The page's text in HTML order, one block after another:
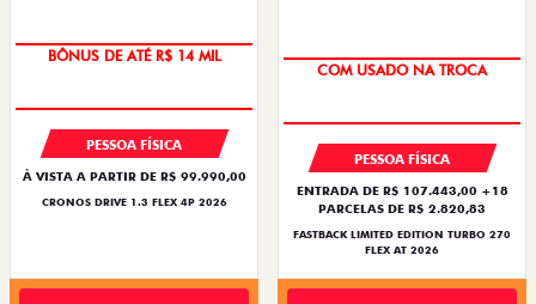
BÔNUS DE ATÉ R$ 14 MIL
PESSOA FÍSICA
À VISTA A PARTIR DE R$ 99.990,00
CRONOS DRIVE 1.3 FLEX 4P 2026
COM USADO NA TROCA
PESSOA FÍSICA
ENTRADA DE R$ 107.443,00 +18
PARCELAS DE R$ 2.820,83
FASTBACK LIMITED EDITION TURBO 270
FLEX AT 2026